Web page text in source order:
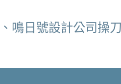
鳴日號設計公司操